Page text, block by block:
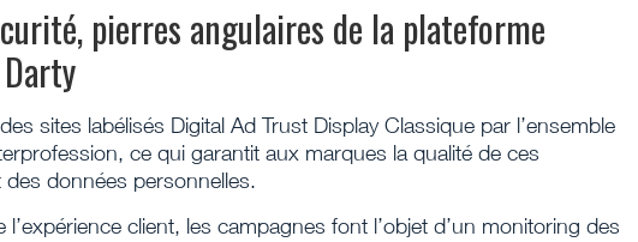
pierres angulaires de la plateforme
sites labélisés Digital Ad Trust Display Classique par l’ensemble
ce qui garantit aux marques la qualité de ces
données personnelles.
client, les campagnes font l’objet d’un monitoring des